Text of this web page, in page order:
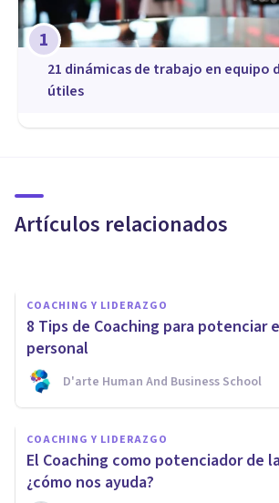
1
21 dinámicas de trabajo en equipo
útiles
Artículos relacionados
Aprende a encontrar
Profesional
COACHING Y LIDERAZGO
8 Tips de Coaching para potenciar
personal
D'arte Human And Business School
COACHING Y LIDERAZGO
El Coaching como potenciador de
¿cómo nos ayuda?
Los 4 mejores Cursos
Coaching en Valencia